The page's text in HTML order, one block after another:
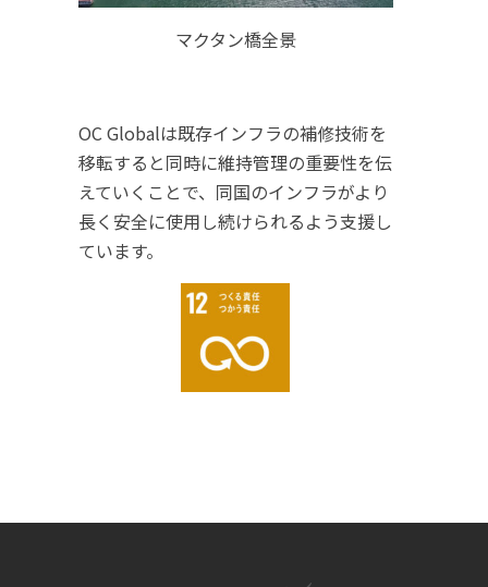
マクタン橋全景
OC Globalは既存インフラの補修技術を
移転すると同時に維持管理の重要性を伝
えていくことで、同国のインフラがより
長く安全に使用し続けられるよう支援し
ています。